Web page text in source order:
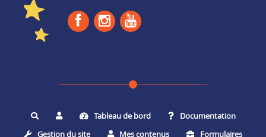
Rechercher Tableau de bord
Documentation
Gestion du site
Mes contenus Formulaires